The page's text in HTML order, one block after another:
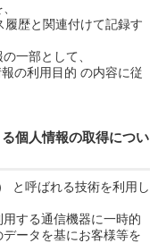
歴と関連付けて記録す
一部として、
の利用目的 の内容に従
個人情報の取得につい
と呼ばれる技術を利用し
する通信機器に一時的
ータを基にお客様等を